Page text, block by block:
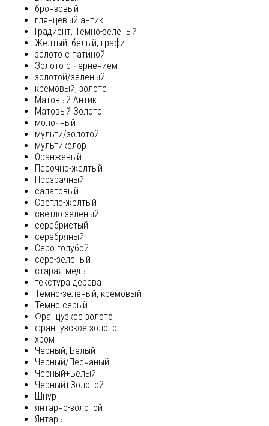
бронзовый
глянцевый антик
Градиент, Темно-зелёный
Желтый, белый, графит
золото с патиной
Золото с чернением
золотой/зеленый
кремовый, золото
Матовый Антик
Матовый Золото
молочный
мульти/золотой
мультиколор
Оранжевый
Песочно-желтый
Прозрачный
салатовый
Светло-желтый
светло-зеленый
серебристый
серебряный
Серо-голубой
серо-зеленый
старая медь
текстура дерева
Темно-зелёный, кремовый
Тёмно-серый
Французкое золото
французское золото
хром
Черный, Белый
Черный/Песчаный
Черный+Белый
Черный+Золотой
Шнур
янтарно-золотой
Янтарь